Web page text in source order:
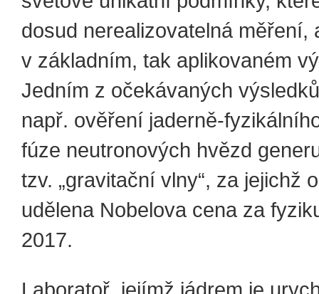
dosud nerealizovatelná měření,
v základním, tak aplikovaném
Jedním z očekávaných
např. ověření jaderně-
fúze neutronových hvězd
tzv. „gravitační vlny“, za jejichž
udělena Nobelova cena za
2017.